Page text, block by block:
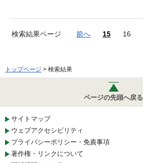
検索結果ページ 前へ 15 16
トップページ > 検索結果
ページの先頭へ戻る
サイトマップ
ウェブアクセシビリティ
プライバシーポリシー・免責事項
著作権・リンクについて